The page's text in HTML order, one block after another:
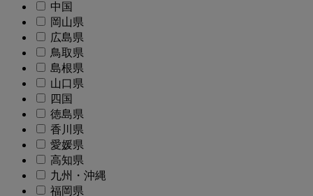
中国
岡山県
広島県
鳥取県
島根県
山口県
四国
徳島県
香川県
愛媛県
高知県
九州・沖縄
福岡県